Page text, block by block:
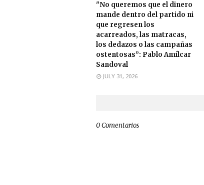
"No queremos que el dinero
mande dentro del partido ni
que regresen los
acarreados, las matracas,
los dedazos o las campañas
ostentosas”: Pablo Amílcar
Sandoval
JULY 31, 2026
0 Comentarios